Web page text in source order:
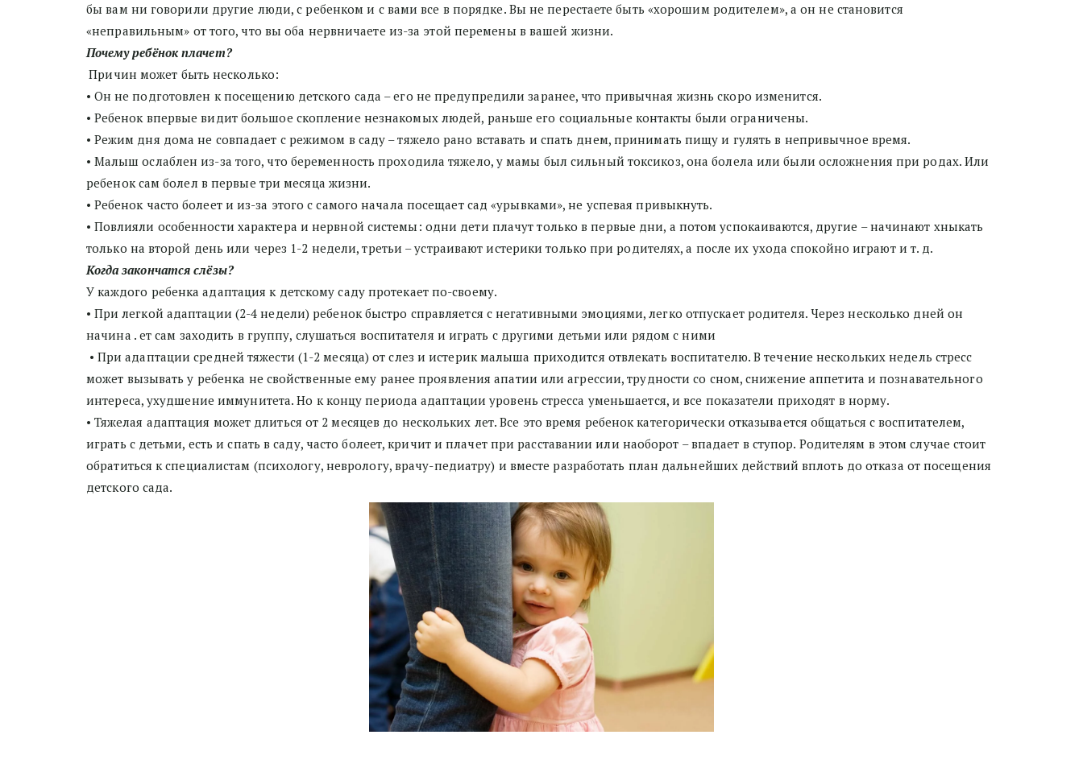
бы вам ни говорили другие люди, с ребенком и с вами все в порядке. Вы не перестаете быть «хорошим родителем», а он не становится
«неправильным» от того, что вы оба нервничаете из-за этой перемены в вашей жизни.
Почему ребёнок плачет?
Причин может быть несколько:
• Он не подготовлен к посещению детского сада – его не предупредили заранее, что привычная жизнь скоро изменится.
• Ребенок впервые видит большое скопление незнакомых людей, раньше его социальные контакты были ограничены.
• Режим дня дома не совпадает с режимом в саду – тяжело рано вставать и спать днем, принимать пищу и гулять в непривычное время.
• Малыш ослаблен из-за того, что беременность проходила тяжело, у мамы был сильный токсикоз, она болела или были осложнения при родах. Или
ребенок сам болел в первые три месяца жизни.
• Ребенок часто болеет и из-за этого с самого начала посещает сад «урывками», не успевая привыкнуть.
• Повлияли особенности характера и нервной системы: одни дети плачут только в первые дни, а потом успокаиваются, другие – начинают хныкать
только на второй день или через 1-2 недели, третьи – устраивают истерики только при родителях, а после их ухода спокойно играют и т. д.
Когда закончатся слёзы?
У каждого ребенка адаптация к детскому саду протекает по-своему.
• При легкой адаптации (2-4 недели) ребенок быстро справляется с негативными эмоциями, легко отпускает родителя. Через несколько дней он
начина . ет сам заходить в группу, слушаться воспитателя и играть с другими детьми или рядом с ними
может вызывать у ребенка не свойственные ему ранее проявления апатии или агрессии, трудности со сном, снижение аппетита и познавательного
интереса, ухудшение иммунитета. Но к концу периода адаптации уровень стресса уменьшается, и все показатели приходят в норму.
• Тяжелая адаптация может длиться от 2 месяцев до нескольких лет. Все это время ребенок категорически отказывается общаться с воспитателем,
играть с детьми, есть и спать в саду, часто болеет, кричит и плачет при расставании или наоборот – впадает в ступор. Родителям в этом случае стоит
обратиться к специалистам (психологу, неврологу, врачу-педиатру) и вместе разработать план дальнейших действий вплоть до отказа от посещения
детского сада.